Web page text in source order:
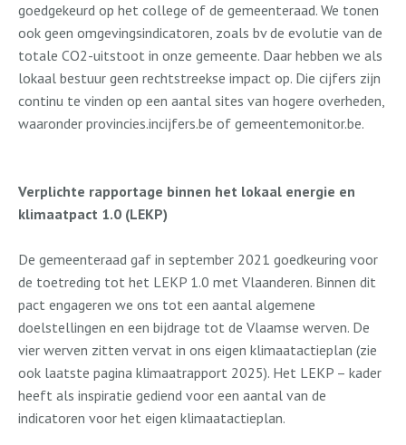
goedgekeurd op het college of de gemeenteraad. We tonen
ook geen omgevingsindicatoren, zoals bv de evolutie van de
totale CO2-uitstoot in onze gemeente. Daar hebben we als
lokaal bestuur geen rechtstreekse impact op. Die cijfers zijn
continu te vinden op een aantal sites van hogere overheden,
waaronder provincies.incijfers.be of gemeentemonitor.be.
Verplichte rapportage binnen het lokaal energie en
klimaatpact 1.0 (LEKP)
De gemeenteraad gaf in september 2021 goedkeuring voor
de toetreding tot het LEKP 1.0 met Vlaanderen. Binnen dit
pact engageren we ons tot een aantal algemene
doelstellingen en een bijdrage tot de Vlaamse werven. De
vier werven zitten vervat in ons eigen klimaatactieplan (zie
ook laatste pagina klimaatrapport 2025). Het LEKP – kader
heeft als inspiratie gediend voor een aantal van de
indicatoren voor het eigen klimaatactieplan.